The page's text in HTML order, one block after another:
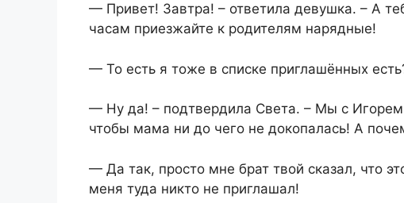
— Привет! Завтра! – ответила девушка. – А
часам приезжайте к родителям нарядные!
— То есть я тоже в списке приглашённых
— Ну да! – подтвердила Света. – Мы с Игорем
чтобы мама ни до чего не докопалась! А
— Да так, просто мне брат твой сказал, что
меня туда никто не приглашал!